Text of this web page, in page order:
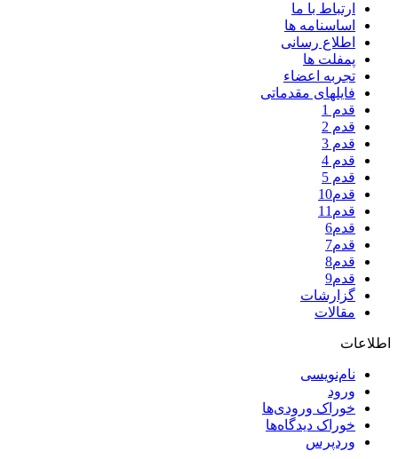
ارتباط با ما
اساسنامه ها
اطلاع رسانی
پمفلت ها
تجربه اعضاء
فایلهای مقدماتی
قدم 1
قدم 2
قدم 3
قدم 4
قدم 5
قدم10
قدم11
قدم6
قدم7
قدم8
قدم9
گزارشات
مقالات
اطلاعات
نام‌نویسی
ورود
خوراک ورودی‌ها
خوراک دیدگاه‌ها
وردپرس